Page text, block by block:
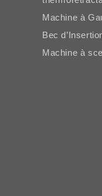
Machine à
Bec
Machine à